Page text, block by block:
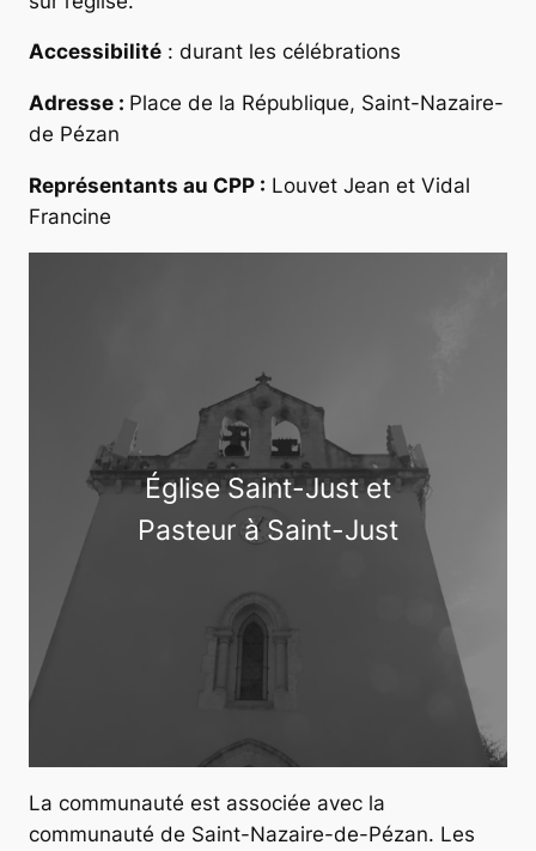
Accessibilité : durant les célébrations
Adresse : Place de la République, Saint-Nazaire-
de Pézan
Représentants au CPP : Louvet Jean et Vidal
Francine
Église Saint-Just et
Pasteur à Saint-Just
La communauté est associée avec la
communauté de Saint-Nazaire-de-Pézan. Les